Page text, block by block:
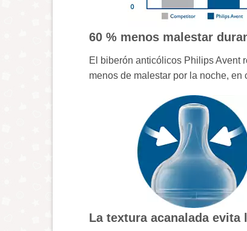
60 % menos malestar
El biberón anticólicos Philips Avent
menos de malestar por la noche,
La textura acanalada